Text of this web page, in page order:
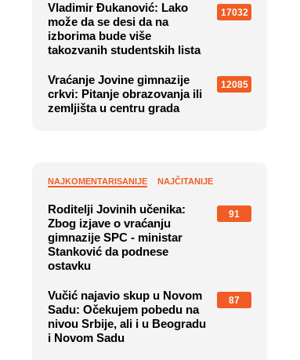
Vladimir Đukanović: Lako
može da se desi da na
izborima bude više
takozvanih studentskih lista
17032
Vraćanje Jovine gimnazije
crkvi: Pitanje obrazovanja ili
zemljišta u centru grada
12085
NAJKOMENTARISANIJE NAJČITANIJE
Roditelji Jovinih učenika:
Zbog izjave o vraćanju
gimnazije SPC - ministar
Stanković da podnese
ostavku
91
Vučić najavio skup u Novom
Sadu: Očekujem pobedu na
nivou Srbije, ali i u Beogradu
i Novom Sadu
87